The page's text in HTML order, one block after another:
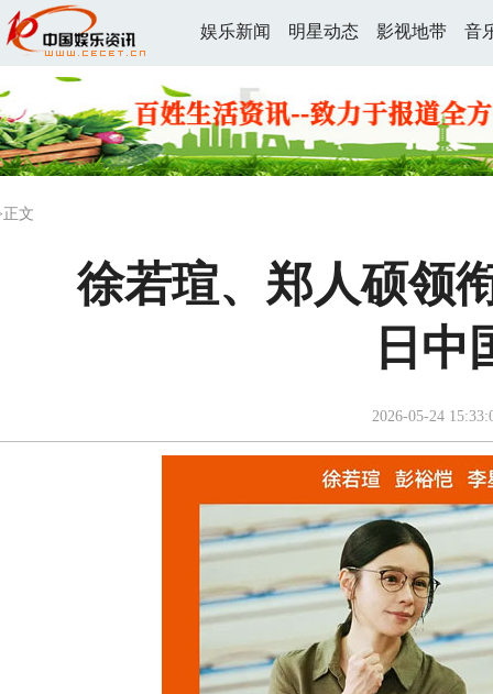
娱乐新闻 明星动态 影视地带 音
文
徐若瑄、郑人硕领
日中
2026-05-24